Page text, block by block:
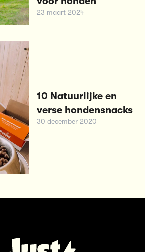
23 maart 2024
10 Natuurlijke en
verse hondensnacks
30 december 2020